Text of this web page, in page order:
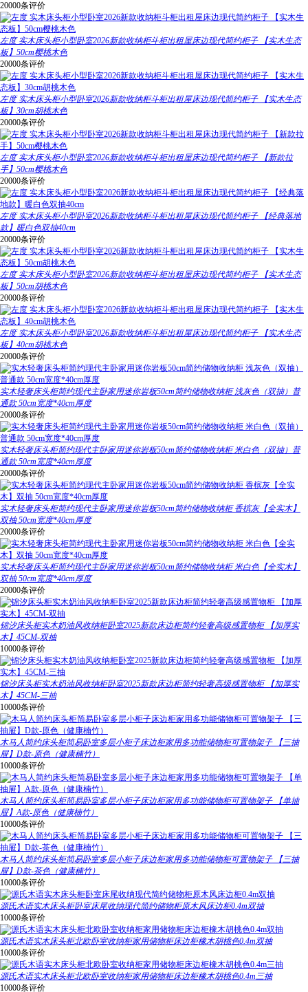
20000条评价
左度 实木床头柜小型卧室2026新款收纳柜斗柜出租屋床边现代简约柜子 【实木生态
板】50cm樱桃木色
20000条评价
左度 实木床头柜小型卧室2026新款收纳柜斗柜出租屋床边现代简约柜子 【实木生态
板】30cm胡桃木色
20000条评价
左度 实木床头柜小型卧室2026新款收纳柜斗柜出租屋床边现代简约柜子 【新款拉
手】50cm樱桃木色
20000条评价
左度 实木床头柜小型卧室2026新款收纳柜斗柜出租屋床边现代简约柜子 【经典落地
款】暖白色双抽40cm
20000条评价
左度 实木床头柜小型卧室2026新款收纳柜斗柜出租屋床边现代简约柜子 【实木生态
板】50cm胡桃木色
20000条评价
左度 实木床头柜小型卧室2026新款收纳柜斗柜出租屋床边现代简约柜子 【实木生态
板】40cm胡桃木色
20000条评价
实木轻奢床头柜简约现代主卧家用迷你岩板50cm简约储物收纳柜 浅灰色（双抽）普
通款 50cm宽度*40cm厚度
20000条评价
实木轻奢床头柜简约现代主卧家用迷你岩板50cm简约储物收纳柜 米白色（双抽）普
通款 50cm宽度*40cm厚度
20000条评价
实木轻奢床头柜简约现代主卧家用迷你岩板50cm简约储物收纳柜 香槟灰【全实木】
双抽 50cm宽度*40cm厚度
20000条评价
实木轻奢床头柜简约现代主卧家用迷你岩板50cm简约储物收纳柜 米白色【全实木】
双抽 50cm宽度*40cm厚度
20000条评价
锦汐床头柜实木奶油风收纳柜卧室2025新款床边柜简约轻奢高级感置物柜 【加厚实
木】45CM-双抽
10000条评价
锦汐床头柜实木奶油风收纳柜卧室2025新款床边柜简约轻奢高级感置物柜 【加厚实
木】45CM-三抽
10000条评价
木马人简约床头柜简易卧室多层小柜子床边柜家用多功能储物柜可置物架子 【三抽
屉】D款-原色（健康楠竹）
10000条评价
木马人简约床头柜简易卧室多层小柜子床边柜家用多功能储物柜可置物架子 【单抽
屉】A款-原色（健康楠竹）
10000条评价
木马人简约床头柜简易卧室多层小柜子床边柜家用多功能储物柜可置物架子 【三抽
屉】D款-茶色（健康楠竹）
10000条评价
源氏木语实木床头柜卧室床尾收纳现代简约储物柜原木风床边柜0.4m双抽
10000条评价
源氏木语实木床头柜北欧卧室收纳柜家用储物柜床边柜橡木胡桃色0.4m双抽
10000条评价
源氏木语实木床头柜北欧卧室收纳柜家用储物柜床边柜橡木胡桃色0.4m三抽
10000条评价